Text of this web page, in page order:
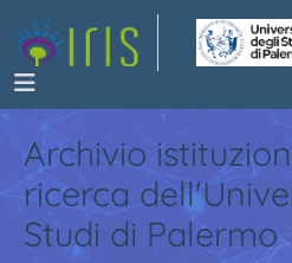
Archivio
ricerca
Studi di Palermo